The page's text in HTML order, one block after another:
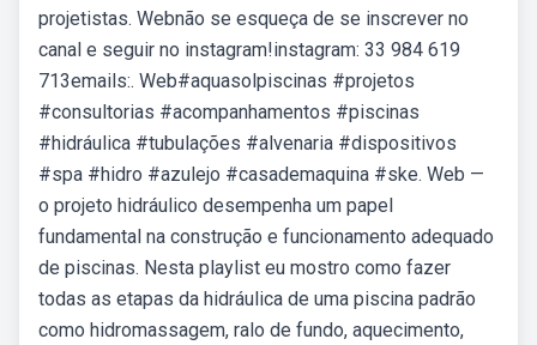
projetistas. Webnão se esqueça de se inscrever no
canal e seguir no instagram!instagram: 33 984 619
713emails:. Web#aquasolpiscinas #projetos
#consultorias #acompanhamentos #piscinas
#hidráulica #tubulações #alvenaria #dispositivos
#spa #hidro #azulejo #casademaquina #ske. Web —
o projeto hidráulico desempenha um papel
fundamental na construção e funcionamento adequado
de piscinas. Nesta playlist eu mostro como fazer
todas as etapas da hidráulica de uma piscina padrão
como hidromassagem, ralo de fundo, aquecimento,